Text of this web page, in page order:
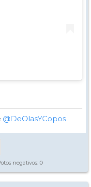
@DeOlasYCopos
negativos: 0